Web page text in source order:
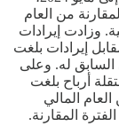
المقارنة من العام
وزادت إيرادات
2.9 مليار جنيه، مقابل إيرادات بلغت
السابق له. وعلى
أرباح بلغت
العام المالي